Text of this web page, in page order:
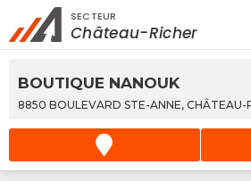
Rechercher à proximité -
Services
SECTEUR
Château-Richer
BOUTIQUE NANOUK
8850 BOULEVARD STE-ANNE, CHÂTEAU-